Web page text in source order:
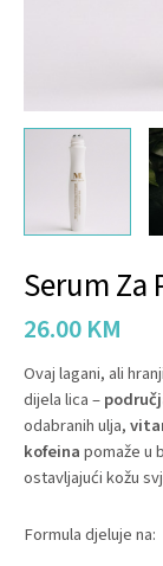
Serum Za
26.00KM
Ovaj lagani, ali
dijela lica –
odabranih ulja,
kofeinapomaže u
ostavljajući kožu
Formula djeluje na: